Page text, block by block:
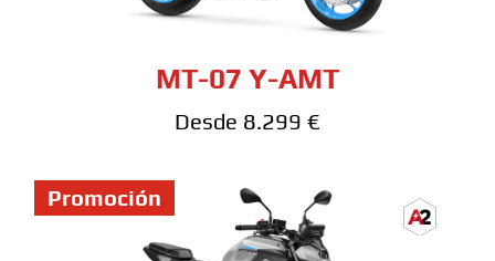
MT-07 Y-AMT
Desde 8.299 €
Promoción